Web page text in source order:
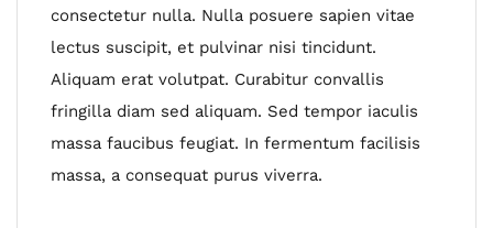
consectetur nulla. Nulla posuere sapien vitae
lectus suscipit, et pulvinar nisi tincidunt.
Aliquam erat volutpat. Curabitur convallis
fringilla diam sed aliquam. Sed tempor iaculis
massa faucibus feugiat. In fermentum facilisis
massa, a consequat purus viverra.